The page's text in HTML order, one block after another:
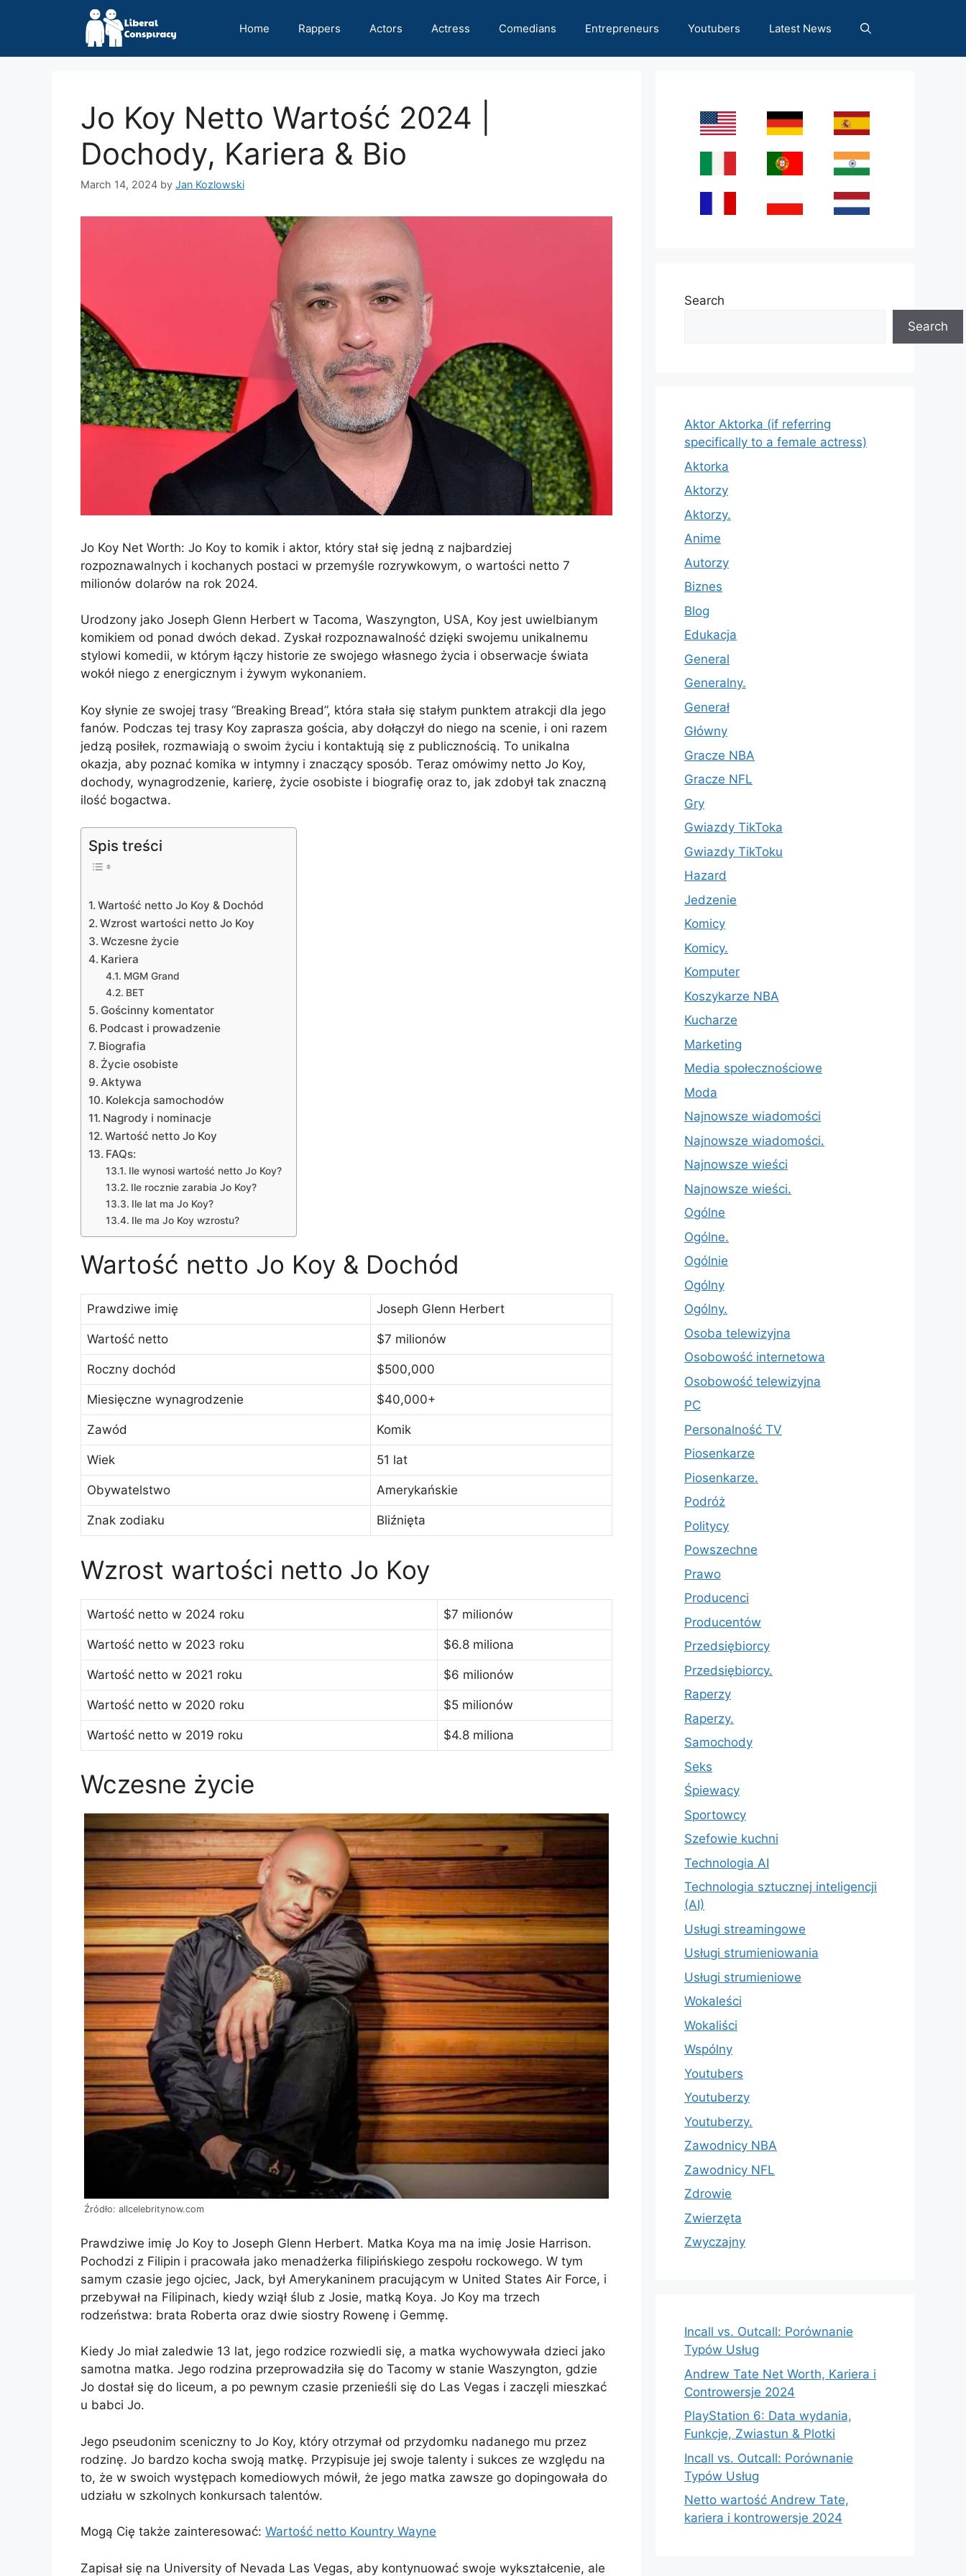
Home Rappers Actors Actress Comedians Entrepreneurs Youtubers Latest News
Jo Koy Netto Wartość 2024 |
Dochody, Kariera & Bio
March 14, 2024 by Jan Kozlowski
Jo Koy Net Worth: Jo Koy to komik i aktor, który stał się jedną z najbardziej
rozpoznawalnych i kochanych postaci w przemyśle rozrywkowym, o wartości netto 7
milionów dolarów na rok 2024.
Urodzony jako Joseph Glenn Herbert w Tacoma, Waszyngton, USA, Koy jest uwielbianym
komikiem od ponad dwóch dekad. Zyskał rozpoznawalność dzięki swojemu unikalnemu
stylowi komedii, w którym łączy historie ze swojego własnego życia i obserwacje świata
wokół niego z energicznym i żywym wykonaniem.
Koy słynie ze swojej trasy “Breaking Bread”, która stała się stałym punktem atrakcji dla jego
fanów. Podczas tej trasy Koy zaprasza gościa, aby dołączył do niego na scenie, i oni razem
jedzą posiłek, rozmawiają o swoim życiu i kontaktują się z publicznością. To unikalna
okazja, aby poznać komika w intymny i znaczący sposób. Teraz omówimy netto Jo Koy,
dochody, wynagrodzenie, karierę, życie osobiste i biografię oraz to, jak zdobył tak znaczną
ilość bogactwa.
Spis treści
Wartość netto Jo Koy & Dochód
Wzrost wartości netto Jo Koy
Wczesne życie
Kariera
MGM Grand
BET
Gościnny komentator
Podcast i prowadzenie
Biografia
Życie osobiste
Aktywa
Kolekcja samochodów
Nagrody i nominacje
Wartość netto Jo Koy
FAQs:
Ile wynosi wartość netto Jo Koy?
Ile rocznie zarabia Jo Koy?
Ile lat ma Jo Koy?
Ile ma Jo Koy wzrostu?
Wartość netto Jo Koy & Dochód
Prawdziwe imię Joseph Glenn Herbert
Wartość netto $7 milionów
Roczny dochód $500,000
Miesięczne wynagrodzenie $40,000+
Zawód Komik
Wiek 51 lat
Obywatelstwo Amerykańskie
Znak zodiaku Bliźnięta
Wzrost wartości netto Jo Koy
Wartość netto w 2024 roku $7 milionów
Wartość netto w 2023 roku $6.8 miliona
Wartość netto w 2021 roku $6 milionów
Wartość netto w 2020 roku $5 milionów
Wartość netto w 2019 roku $4.8 miliona
Wczesne życie
Źródło: allcelebritynow.com
Prawdziwe imię Jo Koy to Joseph Glenn Herbert. Matka Koya ma na imię Josie Harrison.
Pochodzi z Filipin i pracowała jako menadżerka filipińskiego zespołu rockowego. W tym
samym czasie jego ojciec, Jack, był Amerykaninem pracującym w United States Air Force, i
przebywał na Filipinach, kiedy wziął ślub z Josie, matką Koya. Jo Koy ma trzech
rodzeństwa: brata Roberta oraz dwie siostry Rowenę i Gemmę.
Kiedy Jo miał zaledwie 13 lat, jego rodzice rozwiedli się, a matka wychowywała dzieci jako
samotna matka. Jego rodzina przeprowadziła się do Tacomy w stanie Waszyngton, gdzie
Jo dostał się do liceum, a po pewnym czasie przenieśli się do Las Vegas i zaczęli mieszkać
u babci Jo.
Jego pseudonim sceniczny to Jo Koy, który otrzymał od przydomku nadanego mu przez
rodzinę. Jo bardzo kocha swoją matkę. Przypisuje jej swoje talenty i sukces ze względu na
to, że w swoich występach komediowych mówił, że jego matka zawsze go dopingowała do
udziału w szkolnych konkursach talentów.
Mogą Cię także zainteresować: Wartość netto Kountry Wayne
Zapisał się na University of Nevada Las Vegas, aby kontynuować swoje wykształcenie, ale
Search
Search
Aktor Aktorka (if referring
specifically to a female actress)
Aktorka
Aktorzy
Aktorzy.
Anime
Autorzy
Biznes
Blog
Edukacja
General
Generalny.
Generał
Główny
Gracze NBA
Gracze NFL
Gry
Gwiazdy TikToka
Gwiazdy TikToku
Hazard
Jedzenie
Komicy
Komicy.
Komputer
Koszykarze NBA
Kucharze
Marketing
Media społecznościowe
Moda
Najnowsze wiadomości
Najnowsze wiadomości.
Najnowsze wieści
Najnowsze wieści.
Ogólne
Ogólne.
Ogólnie
Ogólny
Ogólny.
Osoba telewizyjna
Osobowość internetowa
Osobowość telewizyjna
PC
Personalność TV
Piosenkarze
Piosenkarze.
Podróż
Politycy
Powszechne
Prawo
Producenci
Producentów
Przedsiębiorcy
Przedsiębiorcy.
Raperzy
Raperzy.
Samochody
Seks
Śpiewacy
Sportowcy
Szefowie kuchni
Technologia AI
Technologia sztucznej inteligencji
(AI)
Usługi streamingowe
Usługi strumieniowania
Usługi strumieniowe
Wokaleści
Wokaliści
Wspólny
Youtubers
Youtuberzy
Youtuberzy.
Zawodnicy NBA
Zawodnicy NFL
Zdrowie
Zwierzęta
Zwyczajny
Incall vs. Outcall: Porównanie
Typów Usług
Andrew Tate Net Worth, Kariera i
Controwersje 2024
PlayStation 6: Data wydania,
Funkcje, Zwiastun & Plotki
Incall vs. Outcall: Porównanie
Typów Usług
Netto wartość Andrew Tate,
kariera i kontrowersje 2024